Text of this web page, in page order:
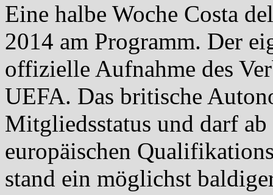
Eine halbe Woche Costa
2014 am Programm. Der
offizielle Aufnahme des
UEFA. Das britische
Mitgliedsstatus und darf ab
europäischen
stand ein möglichst